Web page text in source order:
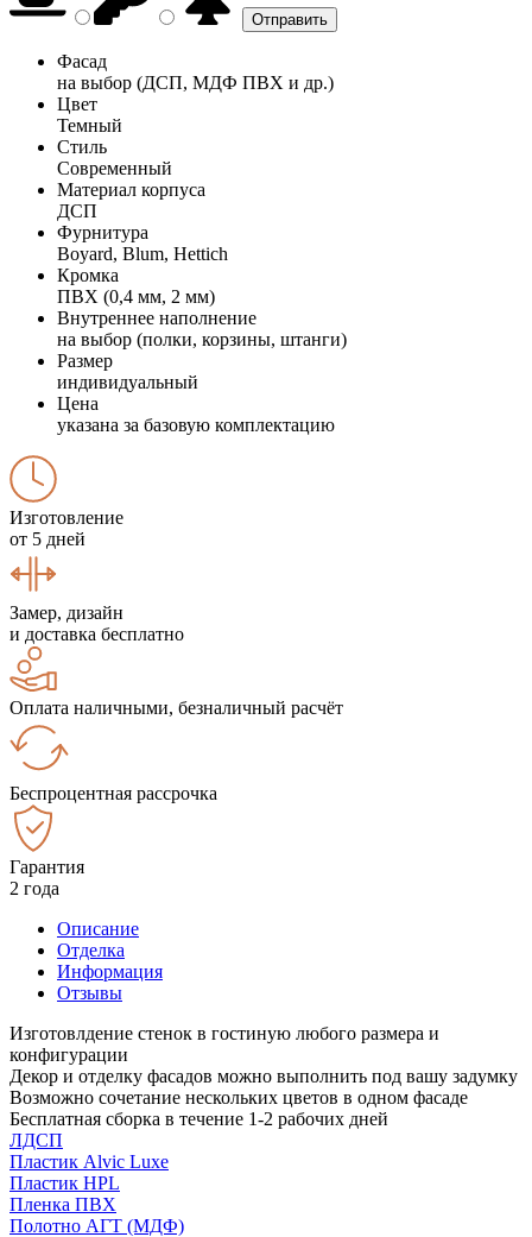
Фасад
на выбор (ДСП, МДФ ПВХ и др.)
Цвет
Темный
Стиль
Современный
Материал корпуса
ДСП
Фурнитура
Boyard, Blum, Hettich
Кромка
ПВХ (0,4 мм, 2 мм)
Внутреннее наполнение
на выбор (полки, корзины, штанги)
Размер
индивидуальный
Цена
указана за базовую комплектацию
Изготовление
от 5 дней
Замер, дизайн
и доставка бесплатно
Оплата наличными, безналичный расчёт
Беспроцентная рассрочка
Гарантия
2 года
Описание
Отделка
Информация
Отзывы
Изготовлдение стенок в гостиную любого размера и
конфигурации
Декор и отделку фасадов можно выполнить под вашу задумку
Возможно сочетание нескольких цветов в одном фасаде
Бесплатная сборка в течение 1-2 рабочих дней
ЛДСП
Пластик Alvic Luxe
Пластик HPL
Пленка ПВХ
Полотно АГТ (МДФ)